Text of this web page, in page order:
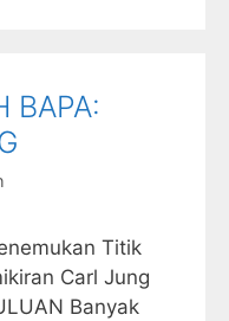
BAPA:
Titik
Carl Jung
Banyak